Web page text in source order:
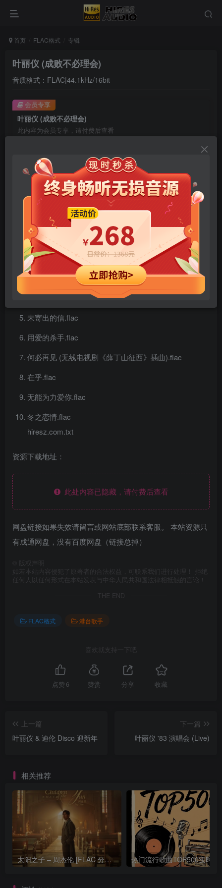
首页 FLAC格式 专辑
叶丽仪 (成败不必理会)
音质格式：FLAC|44.1kHz/16bit
叶丽仪 (成败不必理会)
此内容为会员专享，请付费后查看
9.9 99
年卡会员 免费 永久会员
立即购买
您当前未登录！建议登陆后购买，可保存购买订单
会员专享
成败不必理会 (无线电视剧《薛丁山征西》主题曲).flac
让我走.flac
谁人想孤单一个.flac
笑弹引爆.flac
未寄出的信.flac
用爱的杀手.flac
何必再见 (无线电视剧《薛丁山征西》插曲).flac
在乎.flac
无能为力爱你.flac
冬之恋情.flac
hiresz.com.txt
资源下载地址：
此处内容已隐藏，请付费后查看
网盘链接如果失效请留言或网站底部联系客服。 本站资源只
有成通网盘，没有百度网盘（链接总掉）
版权声明
如若本站内容侵犯了原著者的合法权益，可联系我们进行处理！ 拒绝
任何人以任何形式在本站发表与中华人民共和国法律相抵触的言论！
THE END
FLAC格式 港台歌手
喜欢就支持一下吧
点赞 6 赞赏 分享 收藏
上一篇
叶丽仪 & 迪伦 Disco 迎新年
下一篇
叶丽仪 '83 演唱会 (Live)
相关推荐
太阳之子 – 周杰伦 [FLAC 分轨 192Khz 24bit]